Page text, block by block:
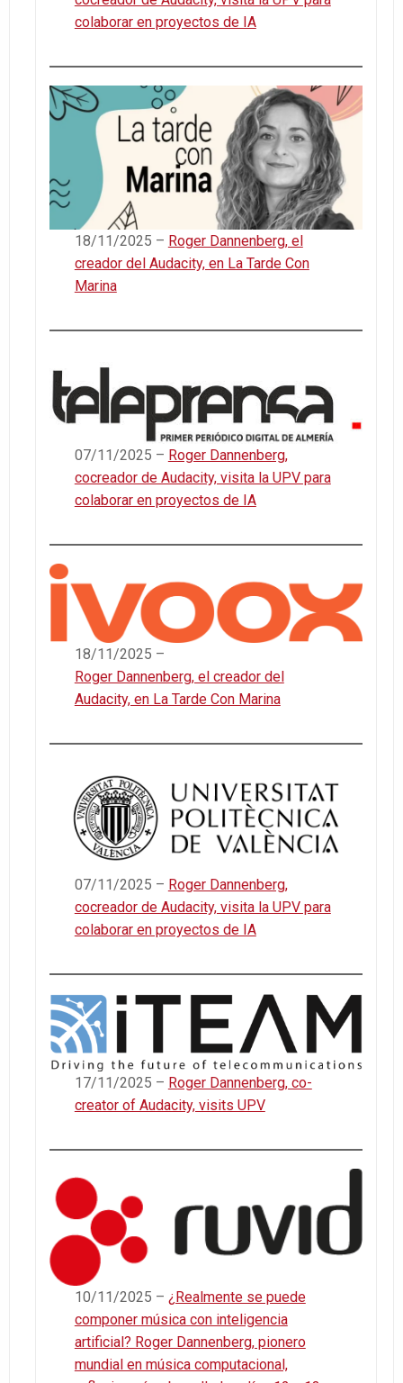
colaborar en proyectos de IA
18/11/2025 – Roger Dannenberg, el
creador del Audacity, en La Tarde Con
Marina
07/11/2025 – Roger Dannenberg,
cocreador de Audacity, visita la UPV para
colaborar en proyectos de IA
18/11/2025 –
Roger Dannenberg, el creador del
Audacity, en La Tarde Con Marina
07/11/2025 – Roger Dannenberg,
cocreador de Audacity, visita la UPV para
colaborar en proyectos de IA
17/11/2025 – Roger Dannenberg, co-
creator of Audacity, visits UPV
10/11/2025 – ¿Realmente se puede
componer música con inteligencia
artificial? Roger Dannenberg, pionero
mundial en música computacional,